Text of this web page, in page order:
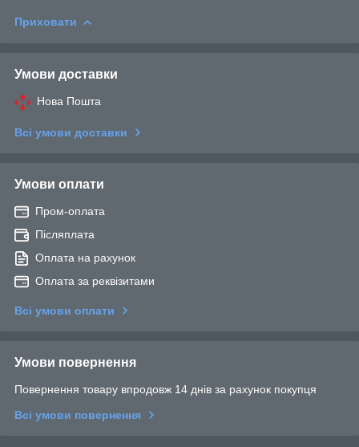
Приховати
Умови доставки
Нова Пошта
Всі умови доставки
Умови оплати
Пром-оплата
Післяплата
Оплата на рахунок
Оплата за реквізитами
Всі умови оплати
Умови повернення
Повернення товару впродовж 14 днів за рахунок покупця
Всі умови повернення